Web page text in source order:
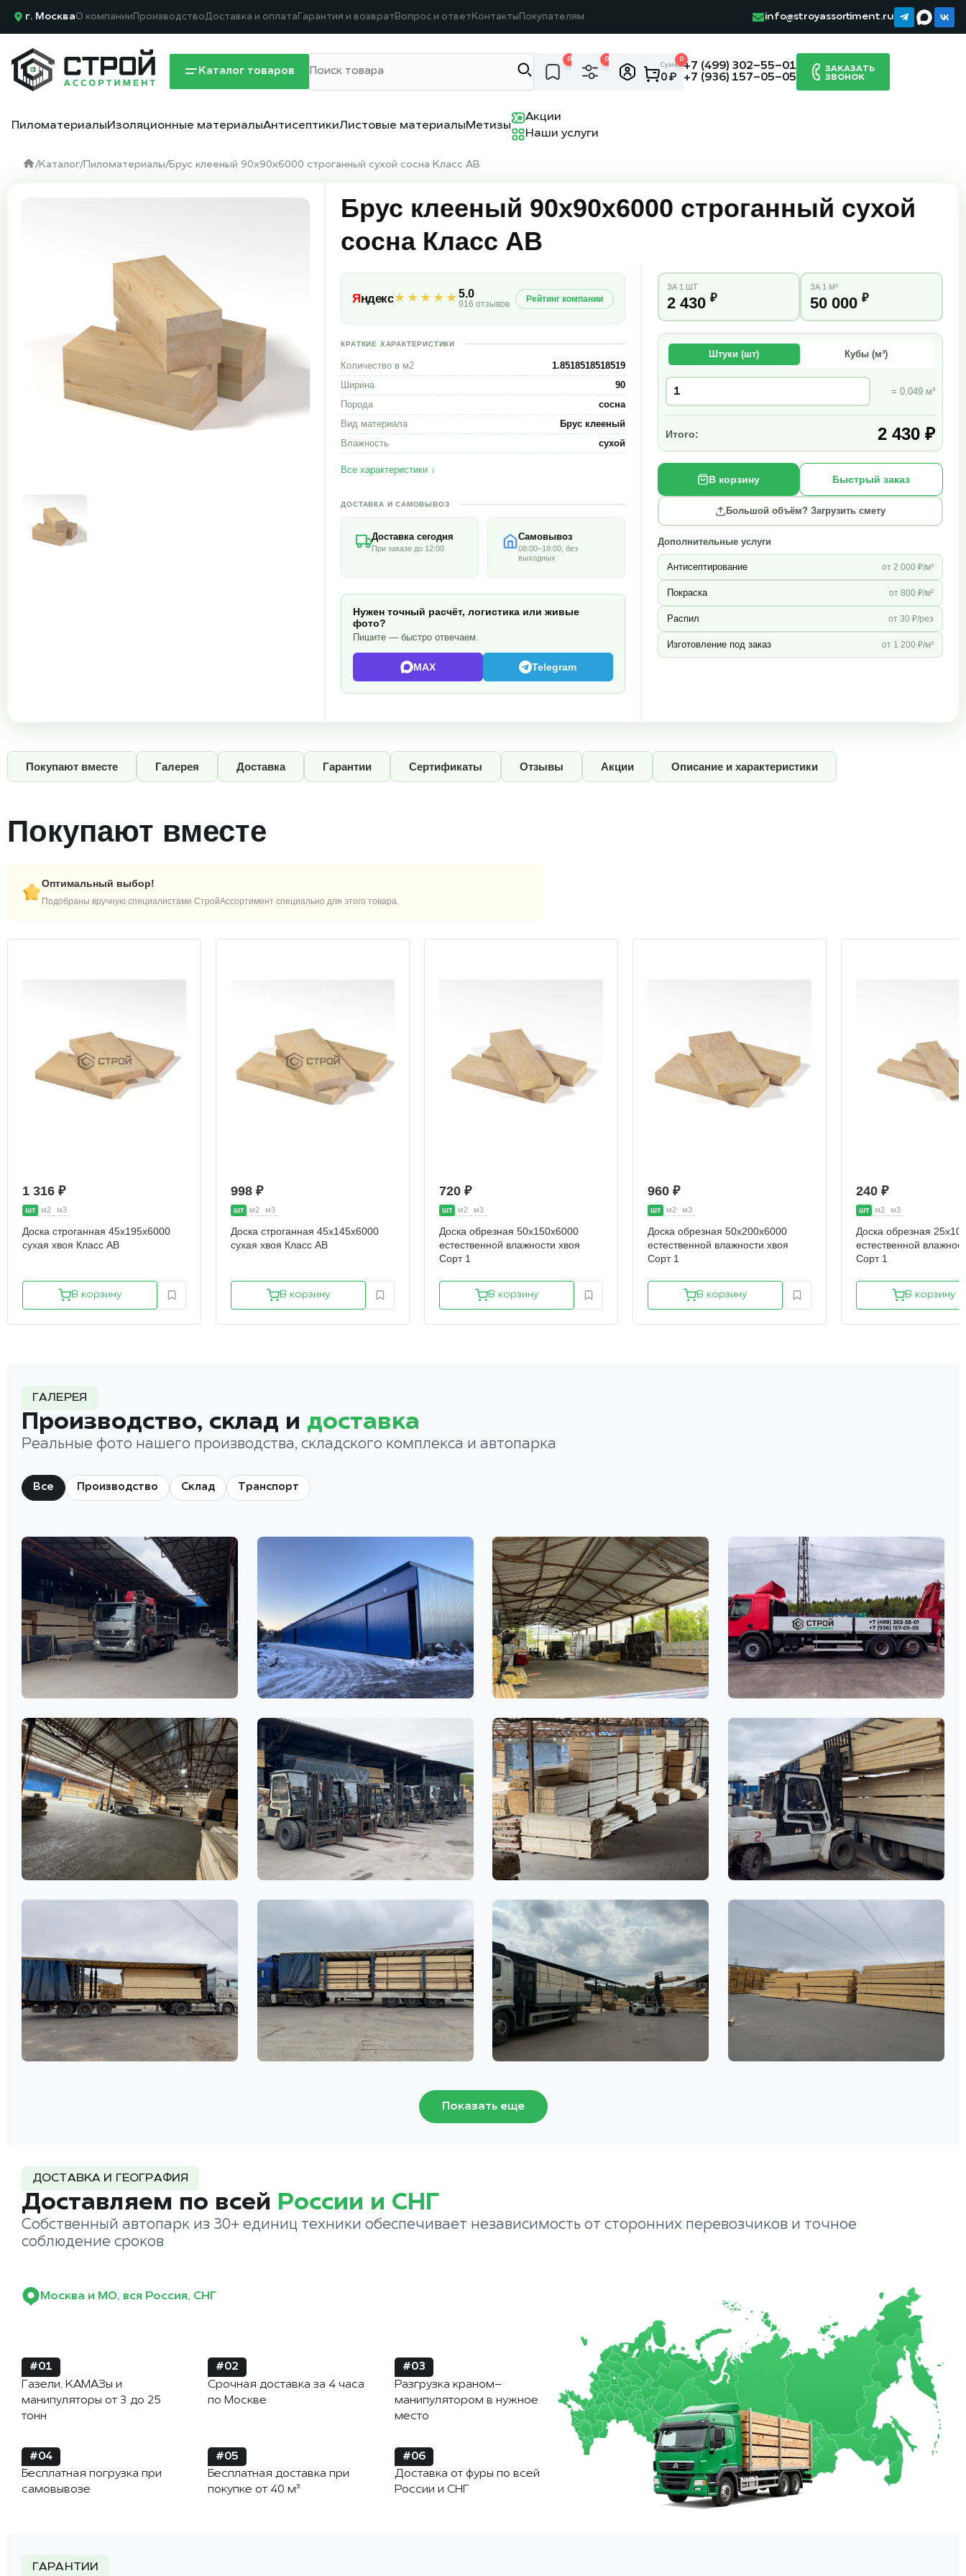
г. МоскваО компании ПроизводствоДоставка и оплата Гарантия и возврат Вопрос и ответ Контакты Покупателям info@stroyassortiment.ru
Каталог товаров
0 0 0
Сумма:
0 ₽
+7 (499) 302-55-01
+7 (936) 157-05-05
ЗАКАЗАТЬ
ЗВОНОК
ПиломатериалыИзоляционные материалыАнтисептикиЛистовые материалыМетизы
Акции
Наши услуги
/Каталог/Пиломатериалы/Брус клееный 90х90х6000 строганный сухой сосна Класс АВ
Брус клееный 90х90х6000 строганный сухой
сосна Класс АВ
Яндекс★★★★★5.0
916 отзывов Рейтинг компании
КРАТКИЕ ХАРАКТЕРИСТИКИ
Количество в м2
1.8518518518519
Ширина
90
Порода
сосна
Вид материала
Брус клееный
Влажность
сухой
Все характеристики ↓
ЗА 1 ШТ
2 430₽
ЗА 1 М³
50 000 ₽
Штуки (шт) Кубы (м³)
= 0.049 м³
Итого: 2 430 ₽
В корзину Быстрый заказ
Большой объём? Загрузить смету
Дополнительные услуги
Антисептирование от 2 000 ₽/м³
Покраска от 800 ₽/м²
Распил от 30 ₽/рез
Изготовление под заказ от 1 200 ₽/м³
ДОСТАВКА И САМОВЫВОЗ
Доставка сегодня
При заказе до 12:00
Самовывоз
08:00–18:00, без
выходных
Нужен точный расчёт, логистика или живые
фото?
Пишите — быстро отвечаем.
MAX Telegram
Покупают вместе Галерея Доставка Гарантии Сертификаты Отзывы Акции Описание и характеристики
Покупают вместе
Оптимальный выбор!
Подобраны вручную специалистами СтройАссортимент специально для этого товара.
1 316 ₽
шт м2 м3
Доска строганная 45х195х6000
сухая хвоя Класс АВ
В корзину
998 ₽
шт м2 м3
Доска строганная 45х145х6000
сухая хвоя Класс АВ
В корзину
720 ₽
шт м2 м3
Доска обрезная 50х150х6000
естественной влажности хвоя
Сорт 1
В корзину
960 ₽
шт м2 м3
Доска обрезная 50х200х6000
естественной влажности хвоя
Сорт 1
В корзину
240 ₽
шт м2 м3
Доска обрезная
естественной
Сорт 1
В корзину
ГАЛЕРЕЯ
Производство, склад и доставка
Реальные фото нашего производства, складского комплекса и автопарка
Все Производство Склад Транспорт
Показать еще
ДОСТАВКА И ГЕОГРАФИЯ
Доставляем по всей России и СНГ
Собственный автопарк из 30+ единиц техники обеспечивает независимость от сторонних перевозчиков и точное
соблюдение сроков
Москва и МО, вся Россия, СНГ
#01
Газели, КАМАЗы и
манипуляторы от 3 до 25
тонн
#02
Срочная доставка за 4 часа
по Москве
#03
Разгрузка краном-
манипулятором в нужное
место
#04
Бесплатная погрузка при
самовывозе
#05
Бесплатная доставка при
покупке от 40 м³
#06
Доставка от фуры по всей
России и СНГ
ГАРАНТИИ